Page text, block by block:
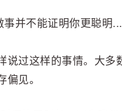
事并不能证明你更聪明
说过这样的事情。大多
偏见。